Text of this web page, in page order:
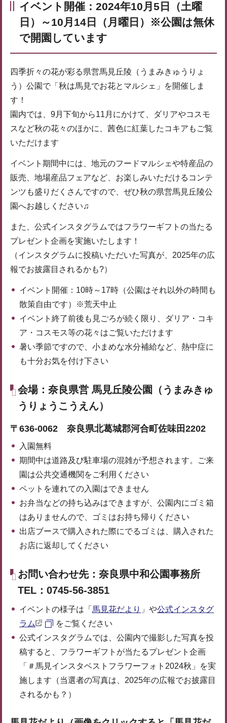
イベント開催：2024年10月5日（土曜
日）～10月14日（月曜日）※公園は無休
で開園しています
四季折々の花が彩る県営馬見丘陵（うまみきゅうりょ
う）公園で「秋は馬見でお花とマルシェ」を開催しま
す！
園内では、9月下旬から11月にかけて、ダリアやコスモ
スなど秋の花々のほかに、茜色に紅葉したコキアもご覧
いただけます
イベント期間中には、地元のフードマルシェや特産品の
販売、地場産品フェアなど、お楽しみいただけるコンテ
ンツも盛りだくさんですので、ぜひ秋の県営馬見丘陵公
園へお越しください♫
また、公式インスタグラムではフラワーギフトの当たる
プレゼント企画を実施いたします！
（インスタグラムに投稿いただいた写真が、2025年の広
報でお披露目されるかも?）
イベント開催：10時～17時（公園はそれ以外の時間も
散策自由です）※荒天中止
イベント終了前後も見ごろが続く限り、ダリア・コキ
ア・コスモス等の花々はご覧いただけます
暑い季節ですので、小まめな水分補給など、熱中症に
も十分お気を付け下さい
会場：奈良県営 馬見丘陵公園（うまみきゅ
うりょうこうえん）
〒636-0062 奈良県北葛城郡河合町佐味田2202
入園無料
期間中は道路及び駐車場の混雑が予想されます。ご来
園は公共交通機関をご利用ください
ペットを連れての入園はできません
お弁当などの持ち込みはできますが、公園内にゴミ箱
はありませんので、ゴミはお持ち帰りください
出店ブースで購入された際にでるゴミは、購入された
お店に返却してください
お問い合わせ先：奈良県中和公園事務所
TEL：0745-56-3851
イベントの様子は「 馬見花だより 」や公式インスタグ
ラム
をご覧ください
公式インスタグラムでは、公園内で撮影した写真を投
稿すると、フラワーギフトが当たるプレゼント企画
「＃馬見インスタベストフラワーフォト2024秋」を実
施します（当選者の写真は、2025年の広報でお披露目
されるかも？）